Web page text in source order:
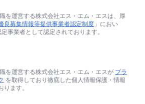
を運営する株式会社エス・エム・エスは、厚
良募集情報等提供事業者認定制度 」におい
事業者として認定されております。
を運営する株式会社エス・エム・エスが プラ
を取得しており徹底した個人情報保護・情報
ます。